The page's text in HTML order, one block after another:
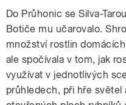
Do Průhonic se Silva-
Botiče mu učarovalo.
množství rostlin
ale spočívala v tom, jak
využívat v jednotlivých
průhledech, při hře